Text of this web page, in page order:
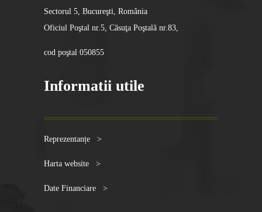
Sectorul 5, Bucureşti, România
Oficiul Poştal nr.5, Căsuţa Poştală nr.83,
cod poştal 050855
Informatii utile
Reprezentanțe >
Harta website >
Date Financiare >